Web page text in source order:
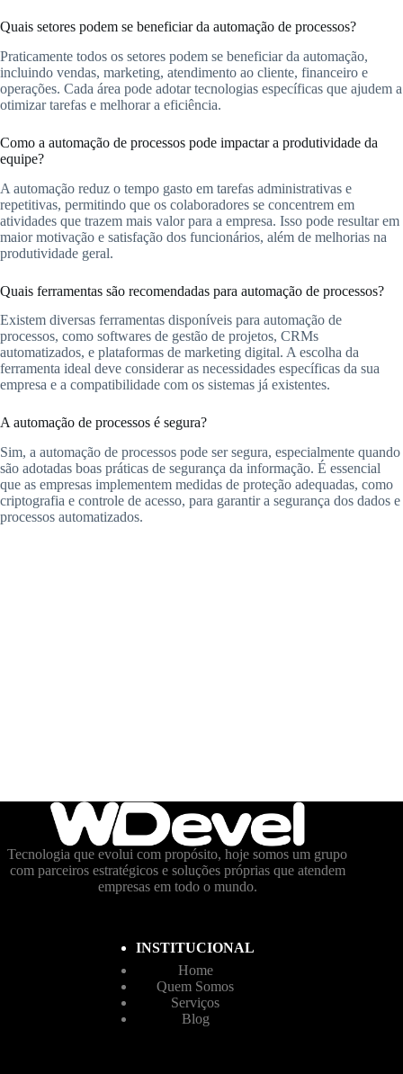
Quais setores podem se beneficiar da automação de processos?
Praticamente todos os setores podem se beneficiar da automação,
incluindo vendas, marketing, atendimento ao cliente, financeiro e
operações. Cada área pode adotar tecnologias específicas que ajudem a
otimizar tarefas e melhorar a eficiência.
Como a automação de processos pode impactar a produtividade da
equipe?
A automação reduz o tempo gasto em tarefas administrativas e
repetitivas, permitindo que os colaboradores se concentrem em
atividades que trazem mais valor para a empresa. Isso pode resultar em
maior motivação e satisfação dos funcionários, além de melhorias na
produtividade geral.
Quais ferramentas são recomendadas para automação de processos?
Existem diversas ferramentas disponíveis para automação de
processos, como softwares de gestão de projetos, CRMs
automatizados, e plataformas de marketing digital. A escolha da
ferramenta ideal deve considerar as necessidades específicas da sua
empresa e a compatibilidade com os sistemas já existentes.
A automação de processos é segura?
Sim, a automação de processos pode ser segura, especialmente quando
são adotadas boas práticas de segurança da informação. É essencial
que as empresas implementem medidas de proteção adequadas, como
criptografia e controle de acesso, para garantir a segurança dos dados e
processos automatizados.
Tecnologia que evolui com propósito, hoje somos um grupo
com parceiros estratégicos e soluções próprias que atendem
empresas em todo o mundo.
INSTITUCIONAL
Home
Quem Somos
Serviços
Blog